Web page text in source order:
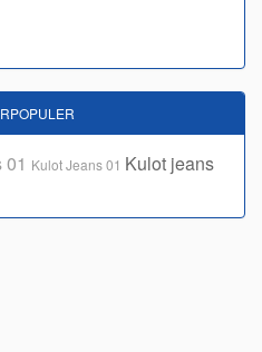
Kulot Jeans 01 Kulot jeans